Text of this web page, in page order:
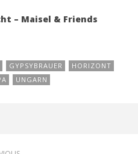
– Maisel & Friends
GYPSYBRAUER
HORIZONT
UNGARN